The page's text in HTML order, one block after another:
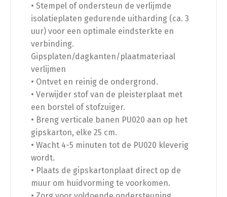
• Stempel of ondersteun de verlijmde
isolatieplaten gedurende uitharding (ca. 3
uur) voor een optimale eindsterkte en
verbinding.
Gipsplaten/dagkanten/plaatmateriaal
verlijmen
• Ontvet en reinig de ondergrond.
• Verwijder stof van de pleisterplaat met
een borstel of stofzuiger.
• Breng verticale banen PU020 aan op het
gipskarton, elke 25 cm.
• Wacht 4-5 minuten tot de PU020 kleverig
wordt.
• Plaats de gipskartonplaat direct op de
muur om huidvorming te voorkomen.